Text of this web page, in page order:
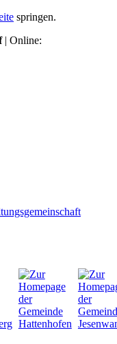
springen.
| Online: